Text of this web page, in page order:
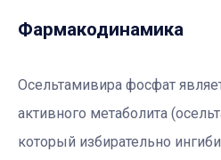
Фармакодинамика
Осельтамивира фосфат
активного метаболита
который избирательно